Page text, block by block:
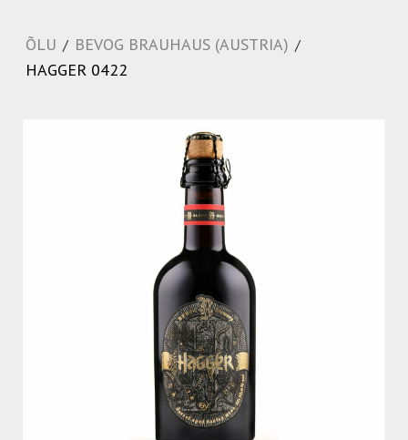
ÕLU / BEVOG BRAUHAUS (AUSTRIA) /
HAGGER 0422